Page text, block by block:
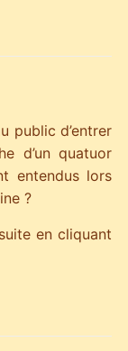
public d’entrer
d’un quatuor
entendus lors
?
en cliquant